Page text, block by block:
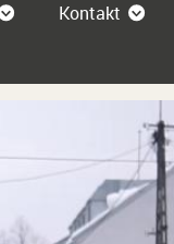
Kontakt